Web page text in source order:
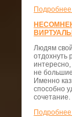
Людям
отдохнуть
не
Именно
способно
сочетание.